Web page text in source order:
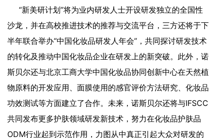
“新美研计划”将为业内研发人士开设研发独立的全国性
沙龙，并在高校推进技术的推荐与交流平台，三方还将于下
半年联合举办“中国化妆品研发人年会”，共同探讨研发技术
的转化及推动中国化妆品企业在研发上的新突破。此外，诺
斯贝尔还与北京工商大学中国化妆品协同创新中心在天然植
物原料的开发应用、面膜使用的感官评价方法研究、化妆品
功效测试等方面建立了合作。未来，诺斯贝尔还将与IFSCC
共同发布更多护肤领域研发新技术，努力在化妆品护肤品
ODM行业起到示范作用，力图从中真正引起大众对研发的